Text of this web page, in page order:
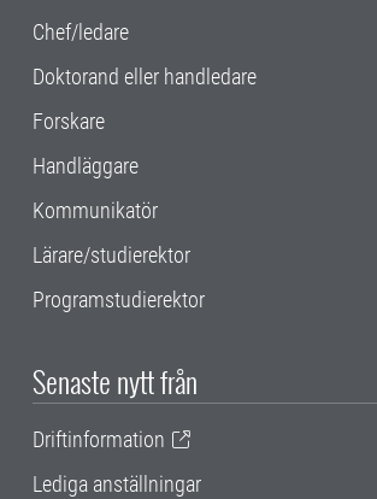
Chef/ledare
Doktorand eller handledare
Forskare
Handläggare
Kommunikatör
Lärare/studierektor
Programstudierektor
Senaste nytt från
Driftinformation
Lediga anställningar